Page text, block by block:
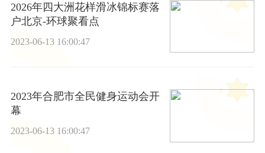
2026年四大洲花样滑冰锦标赛落
户北京-环球聚看点
2023-06-13 16:00:47
2023年合肥市全民健身运动会开
幕
2023-06-13 16:00:47